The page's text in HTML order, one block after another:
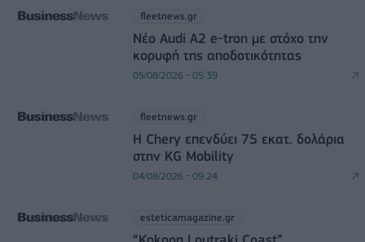
fleetnews.gr
Νέο Audi A2 e-tron με στόχο την
κορυφή της αποδοτικότητας
05/08/2026 - 05:39
fleetnews.gr
Η Chery επενδύει 75 εκατ. δολάρια
στην KG Mobility
04/08/2026 - 09:24
esteticamagazine.gr